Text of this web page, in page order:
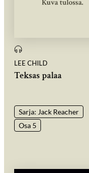
LEE CHILD
Teksas palaa
Sarja: Jack Reacher
Osa 5